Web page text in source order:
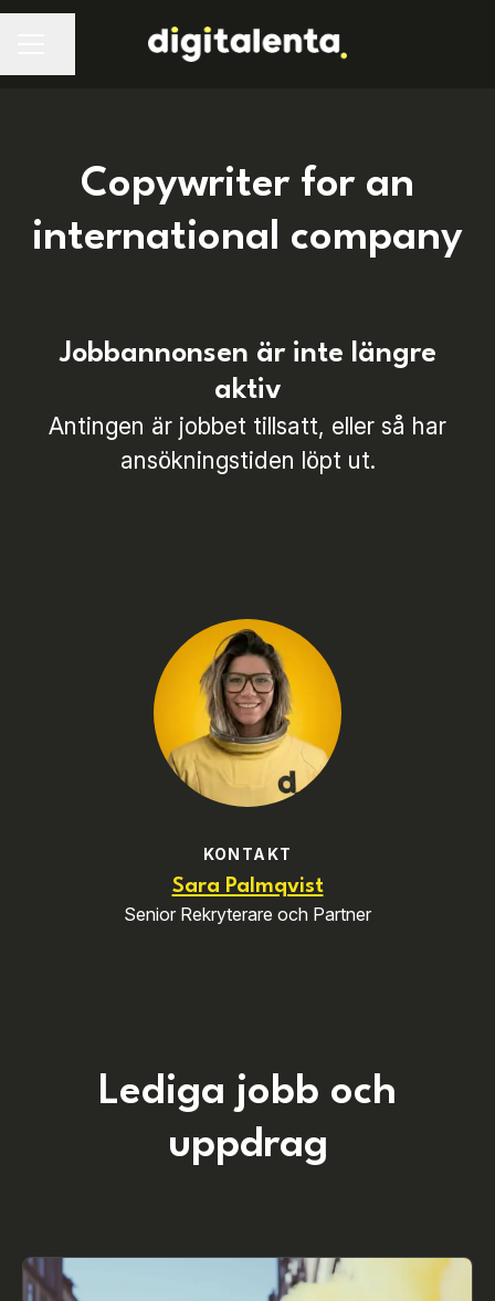
Copywriter for an
international company
Jobbannonsen är inte längre
aktiv
Antingen är jobbet tillsatt, eller så har
ansökningstiden löpt ut.
KONTAKT
Sara Palmqvist
Senior Rekryterare och Partner
Lediga jobb och
uppdrag